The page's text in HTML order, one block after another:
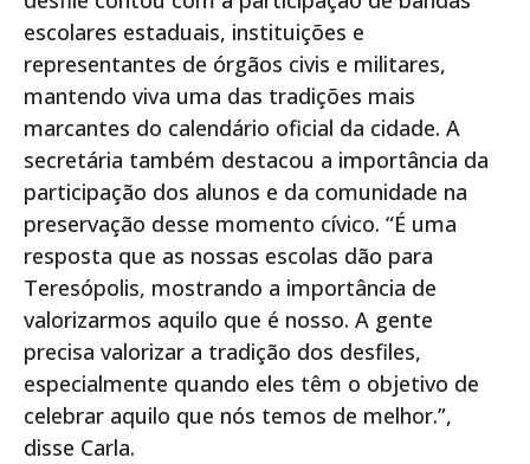
escolares estaduais, instituições e
representantes de órgãos civis e militares,
mantendo viva uma das tradições mais
marcantes do calendário oficial da cidade. A
secretária também destacou a importância da
participação dos alunos e da comunidade na
preservação desse momento cívico. “É uma
resposta que as nossas escolas dão para
Teresópolis, mostrando a importância de
valorizarmos aquilo que é nosso. A gente
precisa valorizar a tradição dos desfiles,
especialmente quando eles têm o objetivo de
celebrar aquilo que nós temos de melhor.”,
disse Carla.